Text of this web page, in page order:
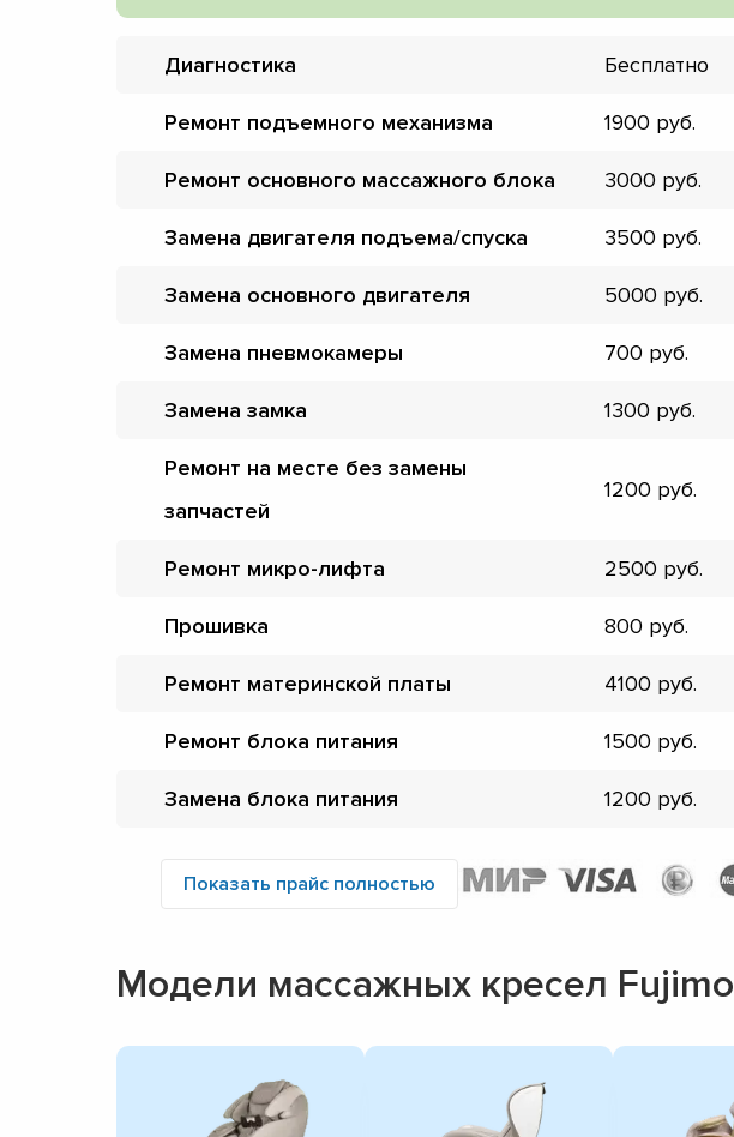
Диагностика Бесплатно
Ремонт подъемного механизма 1900
Ремонт основного массажного блока 3000
Замена двигателя подъема/спуска 3500
Замена основного двигателя 5000
Замена пневмокамеры 700
Замена замка 1300
Ремонт на месте без замены
запчастей
1200
Ремонт микро-лифта 2500
Прошивка 800
Ремонт материнской платы 4100
Ремонт блока питания 1500
Замена блока питания 1200
Показать прайс полностью
Модели массажных кресел Fujimo